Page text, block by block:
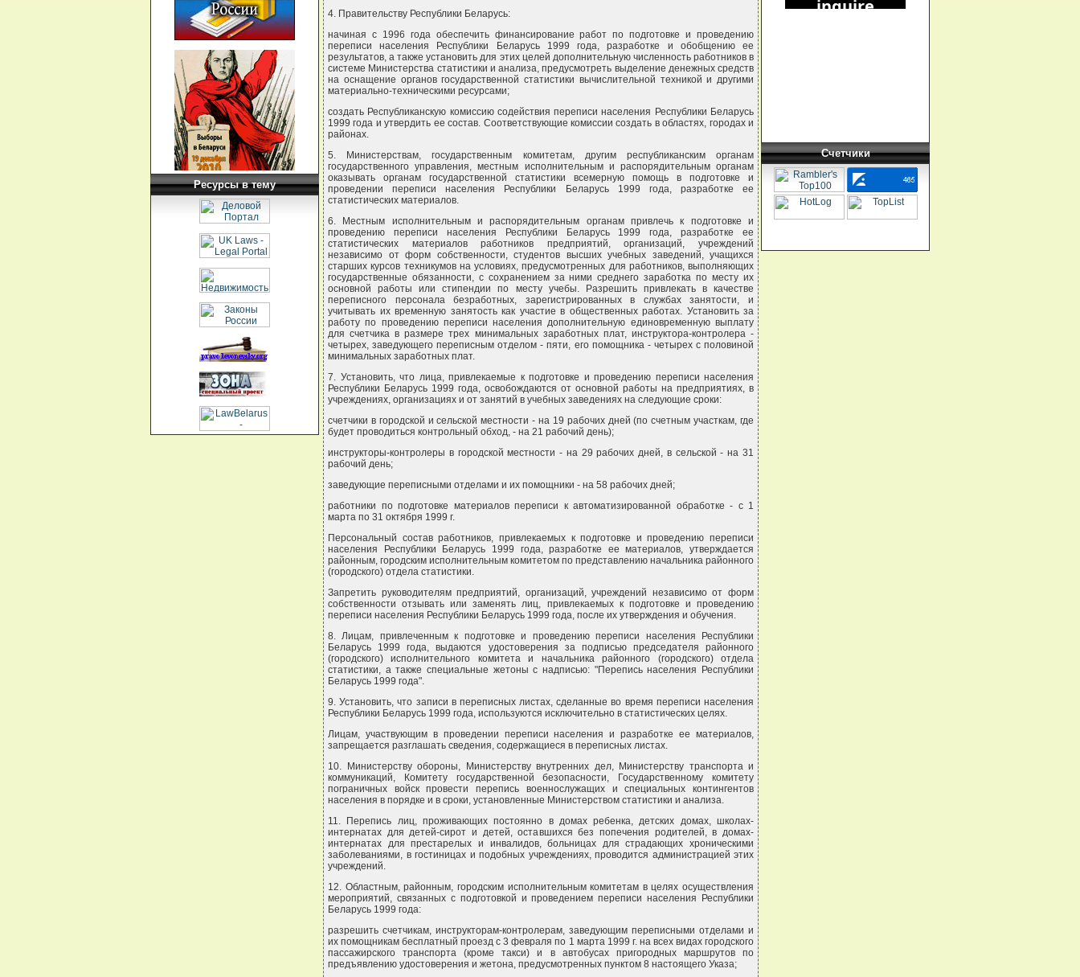
Ресурсы в тему
4. Правительству Республики Беларусь:
начиная с 1996 года обеспечить финансирование работ по подготовке и проведению
переписи населения Республики Беларусь 1999 года, разработке и обобщению ее
результатов, а также установить для этих целей дополнительную численность работников в
системе Министерства статистики и анализа, предусмотреть выделение денежных средств
на оснащение органов государственной статистики вычислительной техникой и другими
материально-техническими ресурсами;
создать Республиканскую комиссию содействия переписи населения Республики Беларусь
1999 года и утвердить ее состав. Соответствующие комиссии создать в областях, городах и
районах.
5. Министерствам, государственным комитетам, другим республиканским органам
государственного управления, местным исполнительным и распорядительным органам
оказывать органам государственной статистики всемерную помощь в подготовке и
проведении переписи населения Республики Беларусь 1999 года, разработке ее
статистических материалов.
6. Местным исполнительным и распорядительным органам привлечь к подготовке и
проведению переписи населения Республики Беларусь 1999 года, разработке ее
статистических материалов работников предприятий, организаций, учреждений
независимо от форм собственности, студентов высших учебных заведений, учащихся
старших курсов техникумов на условиях, предусмотренных для работников, выполняющих
государственные обязанности, с сохранением за ними среднего заработка по месту их
основной работы или стипендии по месту учебы. Разрешить привлекать в качестве
переписного персонала безработных, зарегистрированных в службах занятости, и
учитывать их временную занятость как участие в общественных работах. Установить за
работу по проведению переписи населения дополнительную единовременную выплату
для счетчика в размере трех минимальных заработных плат, инструктора-контролера -
четырех, заведующего переписным отделом - пяти, его помощника - четырех с половиной
минимальных заработных плат.
7. Установить, что лица, привлекаемые к подготовке и проведению переписи населения
Республики Беларусь 1999 года, освобождаются от основной работы на предприятиях, в
учреждениях, организациях и от занятий в учебных заведениях на следующие сроки:
счетчики в городской и сельской местности - на 19 рабочих дней (по счетным участкам, где
будет проводиться контрольный обход, - на 21 рабочий день);
инструкторы-контролеры в городской местности - на 29 рабочих дней, в сельской - на 31
рабочий день;
заведующие переписными отделами и их помощники - на 58 рабочих дней;
работники по подготовке материалов переписи к автоматизированной обработке - с 1
марта по 31 октября 1999 г.
Персональный состав работников, привлекаемых к подготовке и проведению переписи
населения Республики Беларусь 1999 года, разработке ее материалов, утверждается
районным, городским исполнительным комитетом по представлению начальника районного
(городского) отдела статистики.
Запретить руководителям предприятий, организаций, учреждений независимо от форм
собственности отзывать или заменять лиц, привлекаемых к подготовке и проведению
переписи населения Республики Беларусь 1999 года, после их утверждения и обучения.
8. Лицам, привлеченным к подготовке и проведению переписи населения Республики
Беларусь 1999 года, выдаются удостоверения за подписью председателя районного
(городского) исполнительного комитета и начальника районного (городского) отдела
статистики, а также специальные жетоны с надписью: "Перепись населения Республики
Беларусь 1999 года".
9. Установить, что записи в переписных листах, сделанные во время переписи населения
Республики Беларусь 1999 года, используются исключительно в статистических целях.
Лицам, участвующим в проведении переписи населения и разработке ее материалов,
запрещается разглашать сведения, содержащиеся в переписных листах.
10. Министерству обороны, Министерству внутренних дел, Министерству транспорта и
коммуникаций, Комитету государственной безопасности, Государственному комитету
пограничных войск провести перепись военнослужащих и специальных контингентов
населения в порядке и в сроки, установленные Министерством статистики и анализа.
11. Перепись лиц, проживающих постоянно в домах ребенка, детских домах, школах-
интернатах для детей-сирот и детей, оставшихся без попечения родителей, в домах-
интернатах для престарелых и инвалидов, больницах для страдающих хроническими
заболеваниями, в гостиницах и подобных учреждениях, проводится администрацией этих
учреждений.
12. Областным, районным, городским исполнительным комитетам в целях осуществления
мероприятий, связанных с подготовкой и проведением переписи населения Республики
Беларусь 1999 года:
разрешить счетчикам, инструкторам-контролерам, заведующим переписными отделами и
их помощникам бесплатный проезд с 3 февраля по 1 марта 1999 г. на всех видах городского
пассажирского транспорта (кроме такси) и в автобусах пригородных маршрутов по
предъявлению удостоверения и жетона, предусмотренных пунктом 8 настоящего Указа;
Счетчики